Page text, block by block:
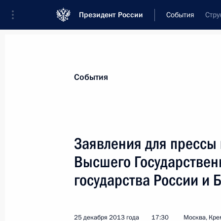
Президент России События
Новости
Послания Федеральному Собранию
Заявления по важнейшим вопросам
Совещания, заседания, рабочие встречи
События
Заявления для прессы
Высшего
государства России и
25 декабря 2013 года 17:30 Москва,